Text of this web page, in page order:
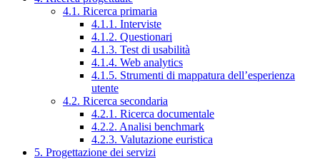
4.1. Ricerca primaria
4.1.1. Interviste
4.1.2. Questionari
4.1.3. Test di usabilità
4.1.4. Web analytics
4.1.5. Strumenti di mappatura dell’esperienza
utente
4.2. Ricerca secondaria
4.2.1. Ricerca documentale
4.2.2. Analisi benchmark
4.2.3. Valutazione euristica
5. Progettazione dei servizi